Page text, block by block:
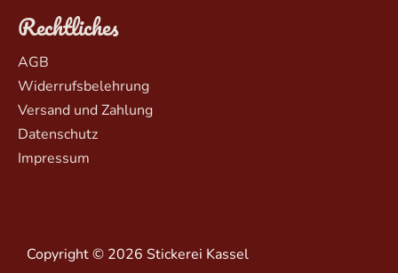
Rechtliches
AGB
Widerrufsbelehrung
Versand und Zahlung
Datenschutz
Impressum
Copyright © 2026 Stickerei Kassel